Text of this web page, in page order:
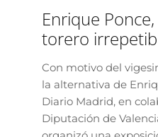
Enrique
torero
Con motivo del
la alternativa de
Diario Madrid, en
Diputación de